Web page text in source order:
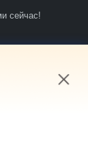
сейчас!